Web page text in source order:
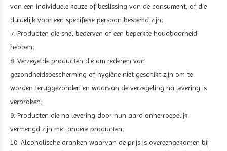
van een individuele keuze of beslissing van de consument, of die
duidelijk voor een specifieke persoon bestemd zijn;
7. Producten die snel bederven of een beperkte houdbaarheid
hebben;
8. Verzegelde producten die om redenen van
gezondheidsbescherming of hygiëne niet geschikt zijn om te
worden teruggezonden en waarvan de verzegeling na levering is
verbroken;
9. Producten die na levering door hun aard onherroepelijk
vermengd zijn met andere producten;
10. Alcoholische dranken waarvan de prijs is overeengekomen bij